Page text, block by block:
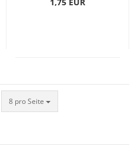
(6453pb005)
8 pro Seite